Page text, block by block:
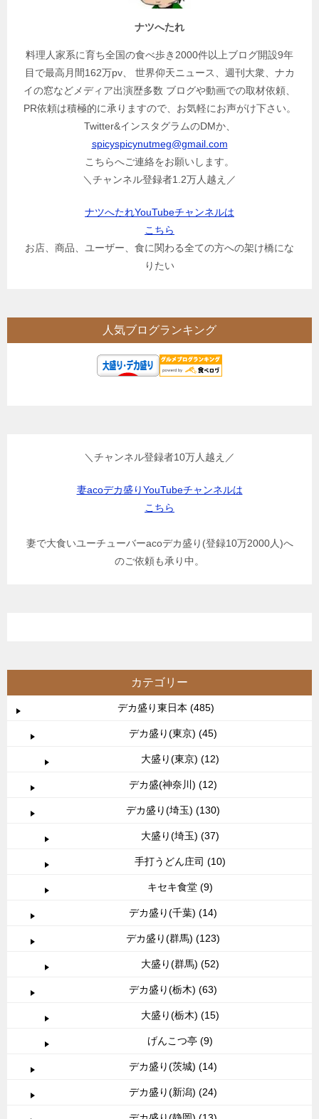
ナツへたれ
料理人家系に育ち全国の食べ歩き2000件以上ブログ開設9年
目で最高月間162万pv、 世界仰天ニュース、週刊大衆、ナカ
イの窓などメディア出演歴多数 ブログや動画での取材依頼、
PR依頼は積極的に承りますので、お気軽にお声がけ下さい。
Twitter&インスタグラムのDMか、
spicyspicynutmeg@gmail.com
こちらへご連絡をお願いします。
＼チャンネル登録者1.2万人越え／
ナツへたれYouTubeチャンネルは
こちら
お店、商品、ユーザー、食に関わる全ての方への架け橋にな
りたい
人気ブログランキング
＼チャンネル登録者10万人越え／
妻acoデカ盛りYouTubeチャンネルは
こちら
妻で大食いユーチューバーacoデカ盛り(登録10万2000人)へ
のご依頼も承り中。
カテゴリー
デカ盛り東日本 (485)
デカ盛り(東京) (45)
大盛り(東京) (12)
デカ盛(神奈川) (12)
デカ盛り(埼玉) (130)
大盛り(埼玉) (37)
手打うどん庄司 (10)
キセキ食堂 (9)
デカ盛り(千葉) (14)
デカ盛り(群馬) (123)
大盛り(群馬) (52)
デカ盛り(栃木) (63)
大盛り(栃木) (15)
げんこつ亭 (9)
デカ盛り(茨城) (14)
デカ盛り(新潟) (24)